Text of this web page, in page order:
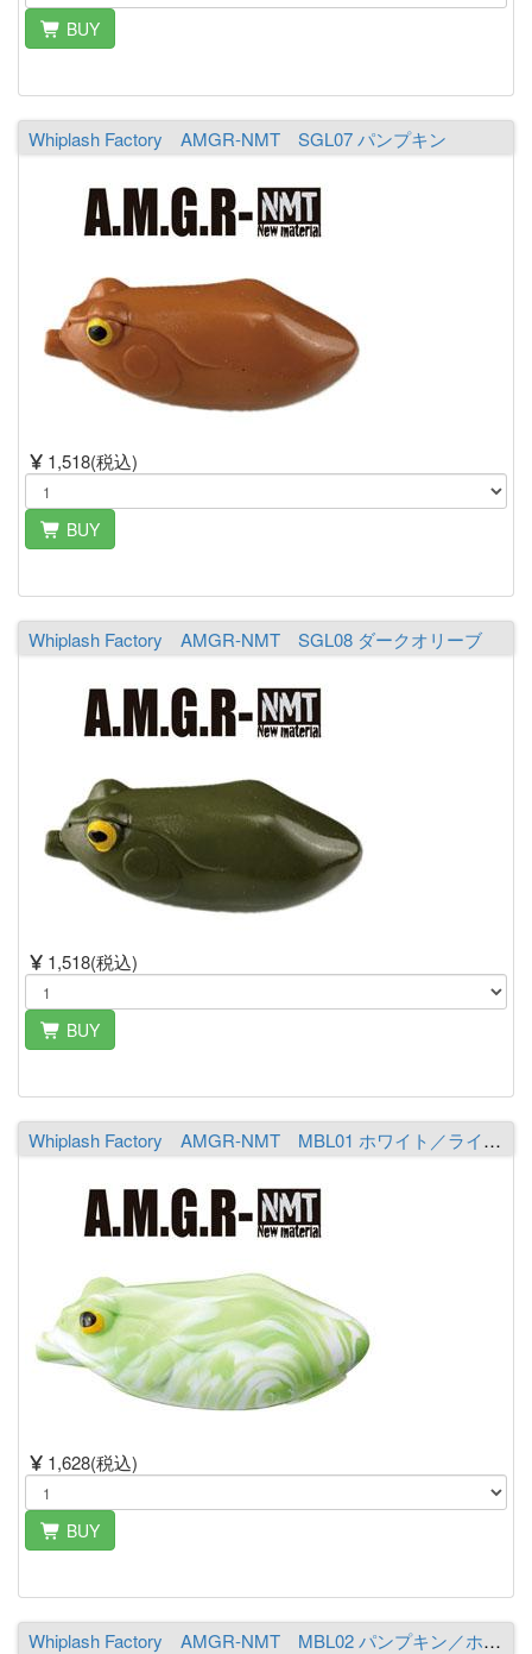
BUY
Whiplash Factory AMGR-NMT SGL07 パンプキン
1,518(税込)
BUY
Whiplash Factory AMGR-NMT SGL08 ダークオリーブ
1,518(税込)
BUY
Whiplash Factory AMGR-NMT MBL01 ホワイト／ライムシャルト
1,628(税込)
BUY
Whiplash Factory AMGR-NMT MBL02 パンプキン／ホワイト